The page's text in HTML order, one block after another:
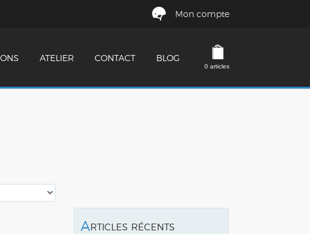
Mon compte
ATELIER CONTACT BLOG
0 articles
Articles récents